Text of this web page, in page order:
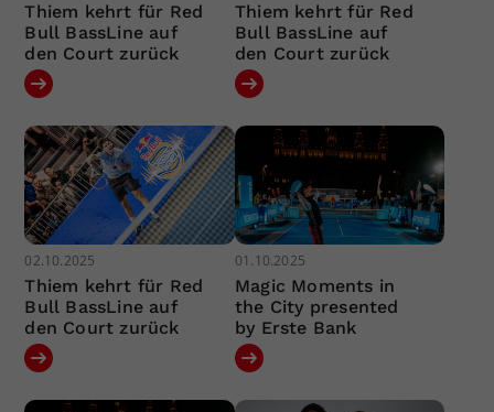
Thiem kehrt für Red
Bull BassLine auf
den Court zurück
Thiem kehrt für Red
Bull BassLine auf
den Court zurück
02.10.2025
Thiem kehrt für Red
Bull BassLine auf
den Court zurück
01.10.2025
Magic Moments in
the City presented
by Erste Bank